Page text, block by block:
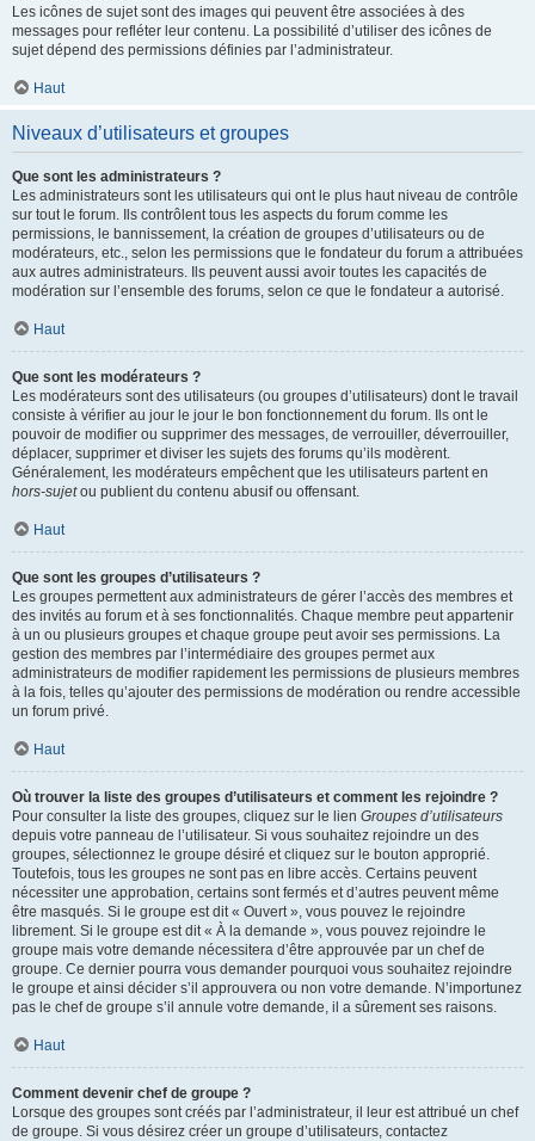
Les icônes de sujet sont des images qui peuvent être associées à des
messages pour refléter leur contenu. La possibilité d’utiliser des icônes de
sujet dépend des permissions définies par l’administrateur.
Haut
Niveaux d’utilisateurs et groupes
Que sont les administrateurs ?
Les administrateurs sont les utilisateurs qui ont le plus haut niveau de contrôle
sur tout le forum. Ils contrôlent tous les aspects du forum comme les
permissions, le bannissement, la création de groupes d’utilisateurs ou de
modérateurs, etc., selon les permissions que le fondateur du forum a attribuées
aux autres administrateurs. Ils peuvent aussi avoir toutes les capacités de
modération sur l’ensemble des forums, selon ce que le fondateur a autorisé.
Haut
Que sont les modérateurs ?
Les modérateurs sont des utilisateurs (ou groupes d’utilisateurs) dont le travail
consiste à vérifier au jour le jour le bon fonctionnement du forum. Ils ont le
pouvoir de modifier ou supprimer des messages, de verrouiller, déverrouiller,
déplacer, supprimer et diviser les sujets des forums qu’ils modèrent.
Généralement, les modérateurs empêchent que les utilisateurs partent en
hors-sujetou publient du contenu abusif ou offensant.
Haut
Que sont les groupes d’utilisateurs ?
Les groupes permettent aux administrateurs de gérer l’accès des membres et
des invités au forum et à ses fonctionnalités. Chaque membre peut appartenir
à un ou plusieurs groupes et chaque groupe peut avoir ses permissions. La
gestion des membres par l’intermédiaire des groupes permet aux
administrateurs de modifier rapidement les permissions de plusieurs membres
à la fois, telles qu’ajouter des permissions de modération ou rendre accessible
un forum privé.
Haut
Où trouver la liste des groupes d’utilisateurs et comment les rejoindre ?
Pour consulter la liste des groupes, cliquez sur le lien Groupes d’utilisateurs
depuis votre panneau de l’utilisateur. Si vous souhaitez rejoindre un des
groupes, sélectionnez le groupe désiré et cliquez sur le bouton approprié.
Toutefois, tous les groupes ne sont pas en libre accès. Certains peuvent
nécessiter une approbation, certains sont fermés et d’autres peuvent même
être masqués. Si le groupe est dit « Ouvert », vous pouvez le rejoindre
librement. Si le groupe est dit « À la demande », vous pouvez rejoindre le
groupe mais votre demande nécessitera d’être approuvée par un chef de
groupe. Ce dernier pourra vous demander pourquoi vous souhaitez rejoindre
le groupe et ainsi décider s’il approuvera ou non votre demande. N’importunez
pas le chef de groupe s’il annule votre demande, il a sûrement ses raisons.
Haut
Comment devenir chef de groupe ?
Lorsque des groupes sont créés par l’administrateur, il leur est attribué un chef
de groupe. Si vous désirez créer un groupe d’utilisateurs, contactez